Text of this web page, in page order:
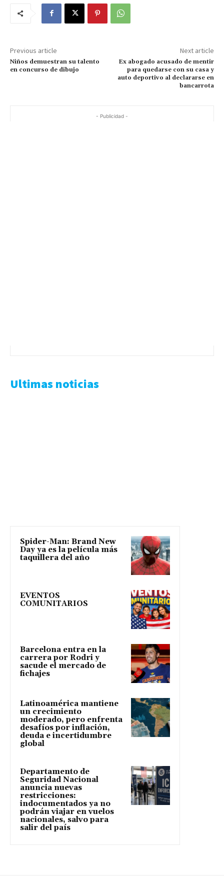
Previous article
Niños demuestran su talento
en concurso de dibujo
Next article
Ex abogado acusado de mentir
para quedarse con su casa y
auto deportivo al declararse en
bancarrota
- Publicidad -
Ultimas noticias
Spider-Man: Brand New
Day ya es la película más
taquillera del año
EVENTOS
COMUNITARIOS
Barcelona entra en la
carrera por Rodri y
sacude el mercado de
fichajes
Latinoamérica mantiene
un crecimiento
moderado, pero enfrenta
desafíos por inflación,
deuda e incertidumbre
global
Departamento de
Seguridad Nacional
anuncia nuevas
restricciones:
indocumentados ya no
podrán viajar en vuelos
nacionales, salvo para
salir del país